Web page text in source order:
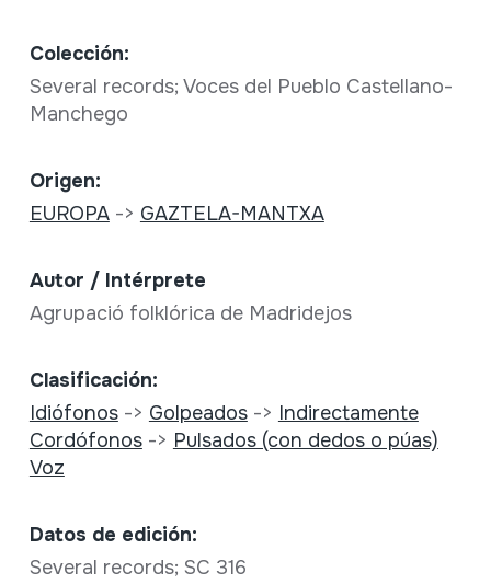
Colección:
Several records; Voces del Pueblo Castellano-
Manchego
Origen:
EUROPA-> GAZTELA-MANTXA
Autor / Intérprete
Agrupació folklórica de Madridejos
Clasificación:
Idiófonos-> Golpeados-> Indirectamente
Cordófonos-> Pulsados (con dedos o púas)
Voz
Datos de edición:
Several records; SC 316